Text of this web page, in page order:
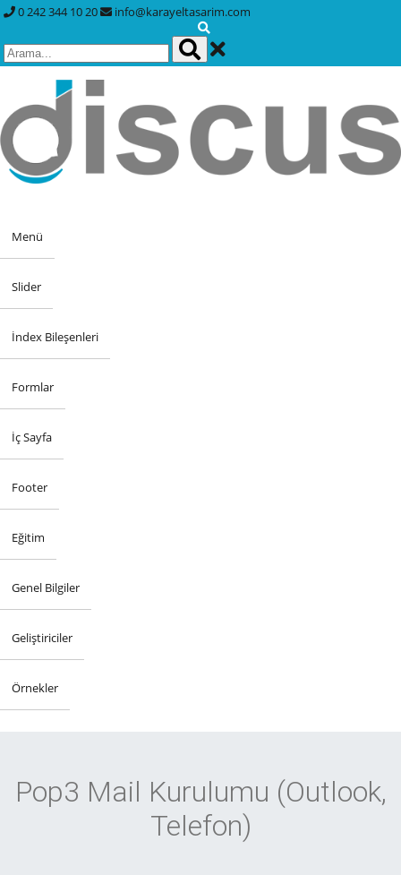
0 242 344 10 20 info@karayeltasarim.com
Menü
Slider
İndex Bileşenleri
Formlar
İç Sayfa
Footer
Eğitim
Genel Bilgiler
Geliştiriciler
Örnekler
Pop3 Mail Kurulumu (Outlook,
Telefon)